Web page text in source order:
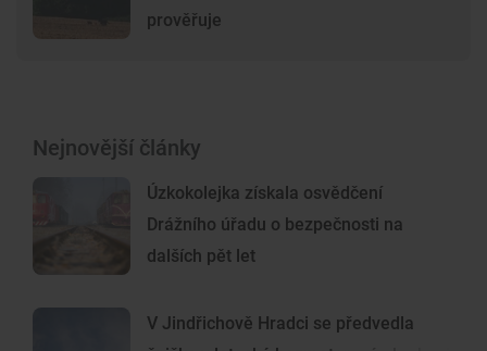
prověřuje
Nejnovější články
Úzkokolejka získala osvědčení
Drážního úřadu o bezpečnosti na
dalších pět let
V Jindřichově Hradci se předvedla